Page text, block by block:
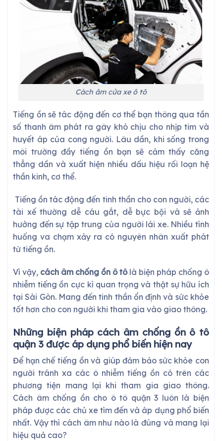
Cách âm cửa xe ô tô
Tiếng ồn sẽ tác động đến cơ thể bạn thông qua tần
số thanh âm phát ra gây khó chịu cho nhịp tim và
huyết áp của cong người. Lâu dần, khi sống trong
môi trường đầy tiếng ồn bạn sẽ cảm thấy căng
thẳng dần và xuất hiện nhiều dấu hiệu rối loạn hệ
thần kinh, cơ thể.
Tiếng ồn tác động đến tinh thần cho con người, các
tài xế thường dễ cáu gắt, dễ bực bội và sẽ ảnh
hưởng đến sự tập trung của người lái xe. Nhiều tình
huống va chạm xảy ra có nguyên nhân xuất phát
từ tiếng ồn.
Vì vậy, cách âm chống ồn ô tô là biện pháp chống ô
nhiễm tiếng ồn cực kì quan trọng và thật sự hữu ích
tại Sài Gòn. Mang đến tinh thần ổn định và sức khỏe
tốt hơn cho con người khi tham gia vào giao thông.
Những biện pháp cách âm chống ồn ô tô
quận 3 được áp dụng phổ biến hiện nay
Để hạn chế tiếng ồn và giúp đảm bảo sức khỏe con
người tránh xa các ô nhiễm tiếng ồn có trên các
phương tiện mang lại khi tham gia giao thông.
Cách âm chống ồn cho ô tô quận 3 luôn là biện
pháp được các chủ xe tìm đến và áp dụng phổ biến
nhất. Vậy thì cách âm như nào là đúng và mang lại
hiệu quả cao?